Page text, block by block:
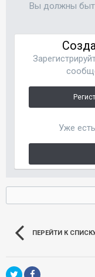
Вы должны
Уже
ПЕРЕЙТИ К